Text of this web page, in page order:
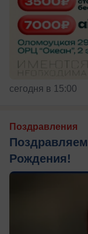
сегодня в 15:00
Поздравления
Рождения!